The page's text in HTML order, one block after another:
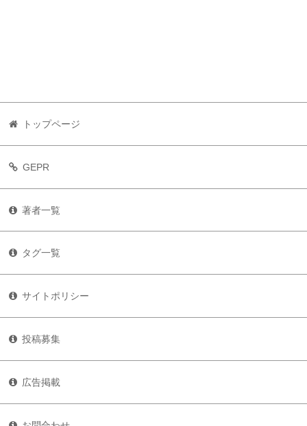
トップページ
GEPR
著者一覧
タグ一覧
サイトポリシー
投稿募集
広告掲載